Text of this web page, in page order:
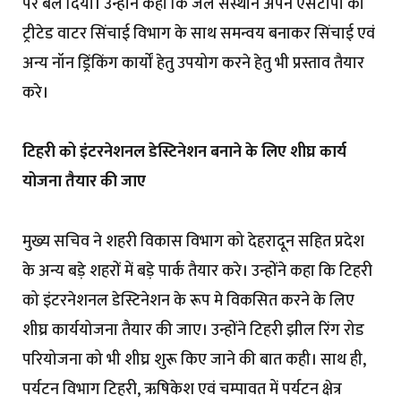
ट्रीटेड वाटर सिंचाई विभाग के साथ समन्वय बनाकर सिंचाई एवं
अन्य नॉन ड्रिंकिंग कार्यों हेतु उपयोग करने हेतु भी प्रस्ताव तैयार
करे।
टिहरी को इंटरनेशनल डेस्टिनेशन बनाने के लिए शीघ्र कार्य
योजना तैयार की जाए
मुख्य सचिव ने शहरी विकास विभाग को देहरादून सहित प्रदेश
के अन्य बड़े शहरों में बड़े पार्क तैयार करे। उन्होंने कहा कि टिहरी
को इंटरनेशनल डेस्टिनेशन के रूप मे विकसित करने के लिए
शीघ्र कार्ययोजना तैयार की जाए। उन्होंने टिहरी झील रिंग रोड
परियोजना को भी शीघ्र शुरू किए जाने की बात कही। साथ ही,
पर्यटन विभाग टिहरी, ऋषिकेश एवं चम्पावत में पर्यटन क्षेत्र